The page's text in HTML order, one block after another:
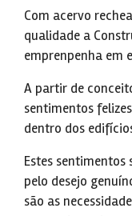
Com acervo
qualidade a
emprenpenha em
A partir de
sentimentos
dentro dos
Estes sentimentos
pelo desejo
são as